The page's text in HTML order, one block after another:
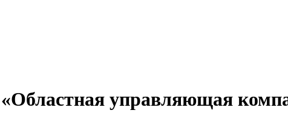
управляющая